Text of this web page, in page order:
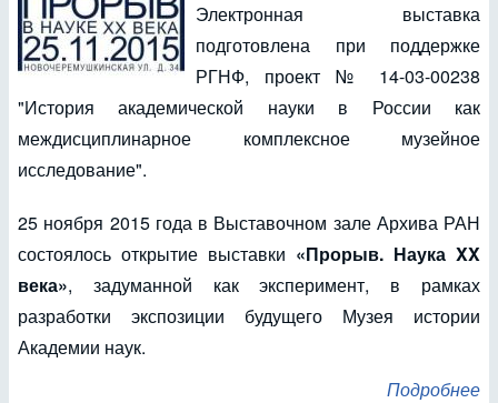
Электронная выставка
подготовлена при поддержке
РГНФ, проект № 14-03-00238
"История академической науки в России как
междисциплинарное комплексное музейное
исследование".
25 ноября 2015 года в Выставочном зале Архива РАН
состоялось открытие выставки «Прорыв. Наука XX
века», задуманной как эксперимент, в рамках
разработки экспозиции будущего Музея истории
Академии наук.
Подробнее